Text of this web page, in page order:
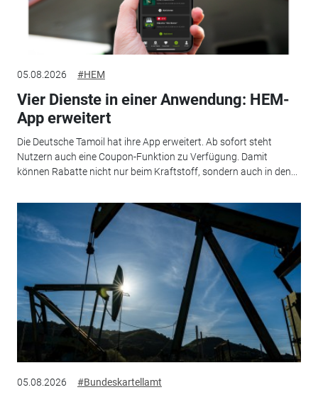
05.08.2026 #HEM
Vier Dienste in einer Anwendung: HEM-
App erweitert
Die Deutsche Tamoil hat ihre App erweitert. Ab sofort steht
Nutzern auch eine Coupon-Funktion zu Verfügung. Damit
können Rabatte nicht nur beim Kraftstoff, sondern auch in den...
05.08.2026 #Bundeskartellamt